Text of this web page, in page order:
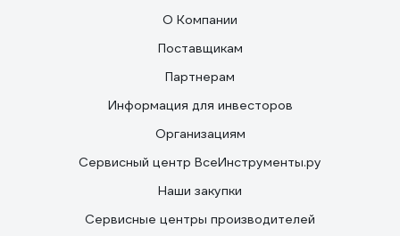
О Компании
Поставщикам
Партнерам
Информация для инвесторов
Организациям
Сервисный центр ВсеИнструменты.ру
Наши закупки
Сервисные центры производителей